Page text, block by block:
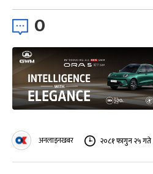
0
अनलाइनखबर २०८१ फागुन २५ गते